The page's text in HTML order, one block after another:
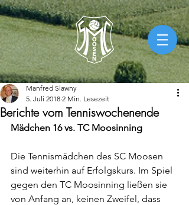
Berichte vom Tenniswochenende
Manfred Slawny
5. Juli 2018 2 Min. Lesezeit
Mädchen 16 vs. TC Moosinning
Die Tennismädchen des SC Moosen
sind weiterhin auf Erfolgskurs. Im Spiel
gegen den TC Moosinning ließen sie
von Anfang an, keinen Zweifel, dass